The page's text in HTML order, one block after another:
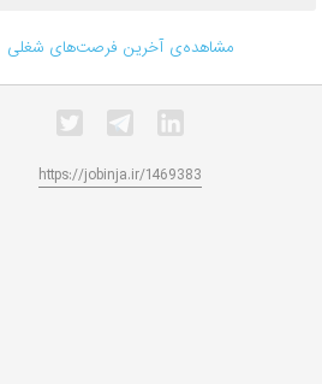
مشاهده‌ی آخرین فرصت‌های شغلی
https://jobinja.ir/1469383